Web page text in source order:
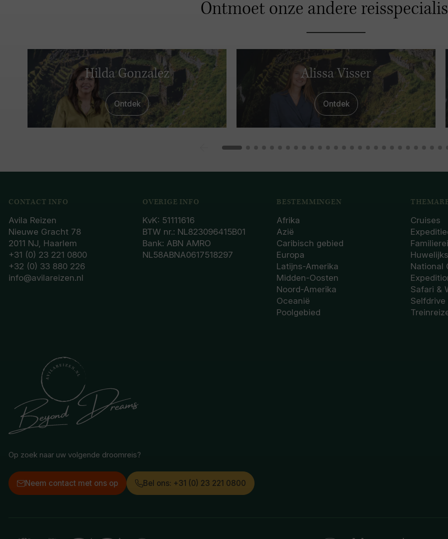
Ontmoet onze andere
Hilda Gonzalez
Ontdek
Alissa Visser
Ontdek
CONTACT INFO
Avila Reizen
Nieuwe Gracht 78
2011 NJ, Haarlem
+31 (0) 23 221 0800
+32 (0) 33 880 226
info@avilareizen.nl
OVERIGE INFO
KvK: 51111616
BTW nr.: NL823096415B01
Bank: ABN AMRO
NL58ABNA0617518297
BESTEMMINGEN
Afrika
Azië
Caribisch gebied
Europa
Latijns-Amerika
Midden-Oosten
Noord-Amerika
Oceanië
Poolgebied
Cruises
National
Safari &
Selfdrive
Op zoek naar uw volgende droomreis?
Neem contact met ons op Bel ons: +31 (0) 23 221 0800